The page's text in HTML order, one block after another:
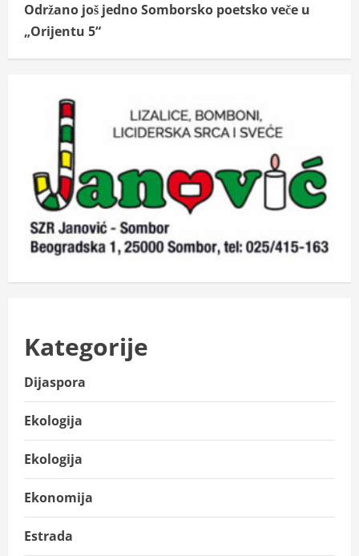
Održano još jedno Somborsko poetsko veče u
„Orijentu 5“
Kategorije
Dijaspora
Ekologija
Ekologija
Ekonomija
Estrada